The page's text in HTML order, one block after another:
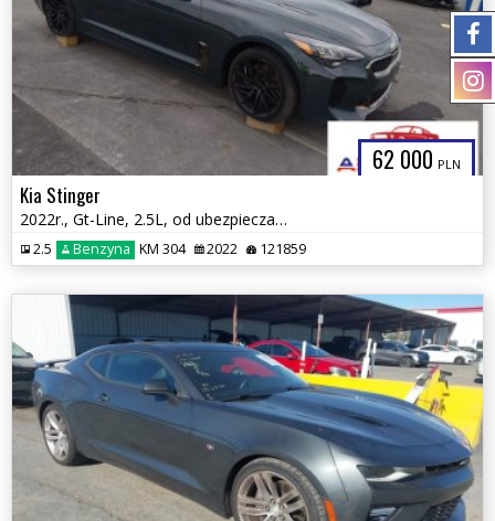
62 000 PLN
Kia Stinger
2022r., Gt-Line, 2.5L, od ubezpieczalni
2.5 Benzyna KM 304 2022 121859